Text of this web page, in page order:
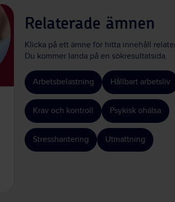
Relaterade ämnen
Klicka på ett ämne för hitta innehåll
Du kommer landa på en sökresultatsida.
Arbetsbelastning Hållbart arbetsliv
Krav och kontroll Psykisk ohälsa
Stresshantering Utmattning